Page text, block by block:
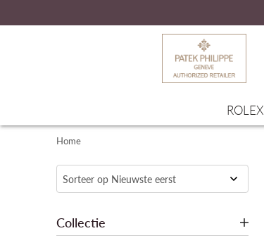
ROLEX
Home
Collectie